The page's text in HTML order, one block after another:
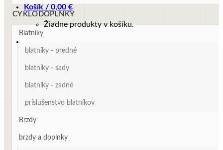
Košík / 0,00 €
Žiadne produkty v košíku.
CYKLODOPLNKY
Blatníky
blatníky - predné
blatníky - sady
blatníky - zadné
príslušenstvo blatníkov
Brzdy
brzdy a doplnky